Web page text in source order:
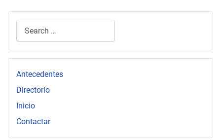
Antecedentes
Directorio
Inicio
Contactar